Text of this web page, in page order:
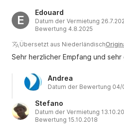
E
Edouard
Datum der Vermietung
Bewertung 4.8.2025
Übersetzt aus Niederländisch
Sehr herzlicher Empfang und sehr
Andrea
Datum der Bewertung 04/
Stefano
Datum der Vermietung
Bewertung 15.10.2018